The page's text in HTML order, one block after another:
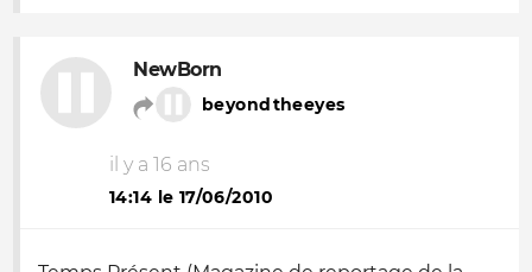
NewBorn
beyondtheeyes
il y a 16 ans
14:14 le 17/06/2010